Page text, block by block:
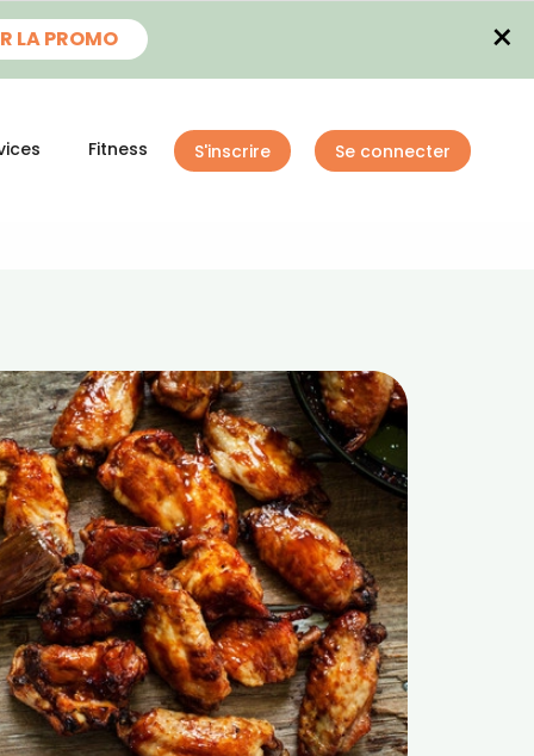
LA PROMO ×
Fitness S'inscrire Se connecter